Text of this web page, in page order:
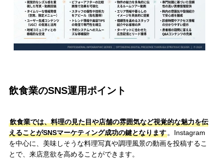
飲食業のSNS運用ポイント
飲食業では、料理の見た目や店舗の雰囲気など視覚的な魅力を伝
えることがSNSマーケティング成功の鍵となります。Instagram
を中心に、美味しそうな料理写真や調理風景の動画を投稿するこ
とで、来店意欲を高めることができます。